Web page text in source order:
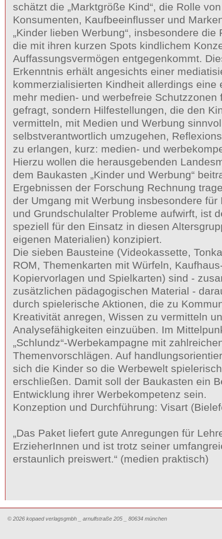
schätzt die „Marktgröße Kind“, die Rolle
Konsumenten, Kaufbeeinflusser und
„Kinder lieben Werbung“, insbesondere die
die mit ihren kurzen Spots kindlichem
Auffassungsvermögen entgegenkommt.
Erkenntnis erhält angesichts einer
kommerzialisierten Kindheit allerdings eine
mehr medien- und werbefreie Schutzzonen
gefragt, sondern Hilfestellungen, die den
vermitteln, mit Medien und Werbung
selbstverantwortlich umzugehen,
zu erlangen, kurz: medien- und
Hierzu wollen die herausgebenden
dem Baukasten „Kinder und Werbung“
Ergebnissen der Forschung Rechnung
der Umgang mit Werbung insbesondere für
und Grundschulalter Probleme aufwirft, ist
speziell für den Einsatz in diesen
eigenen Materialien) konzipiert.
Die sieben Bausteine (Videokassette,
ROM, Themenkarten mit Würfeln,
Kopiervorlagen und Spielkarten) sind -
zusätzlichen pädagogischen Material -
durch spielerische Aktionen, die zu
Kreativität anregen, Wissen zu vermitteln
Analysefähigkeiten einzuüben. Im
„Schlundz“-Werbekampagne mit
Themenvorschlägen. Auf
sich die Kinder so die Werbewelt
erschließen. Damit soll der Baukasten ein
Entwicklung ihrer Werbekompetenz sein.
Konzeption und Durchführung: Visart
„Das Paket liefert gute Anregungen für
ErzieherInnen und ist trotz seiner
erstaunlich preiswert.“ (medien praktisch)
© 2026 kopaed verlagsgmbh _ arnulfstraße 205 _ 80634 münchen